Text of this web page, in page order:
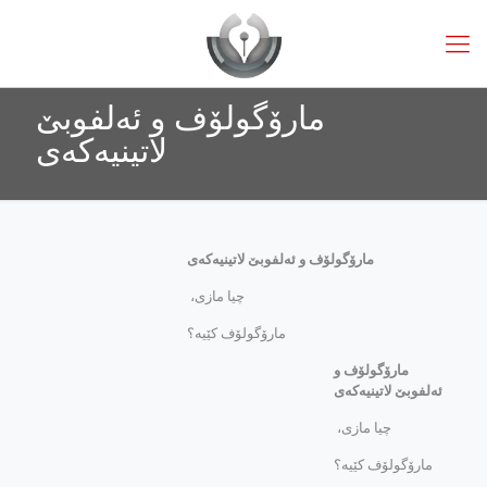
مارۆگولۆف و ئه‌لفوبێ
لاتینیه‌که‌ی
مارۆگولۆف و ئه‌لفوبێ لاتینیه‌که‌ی
چیا مازی،
مارۆگولۆف کێیه؟
مارۆگولۆف و
ئه‌لفوبێ لاتینیه‌که‌ی
چیا مازی،
مارۆگولۆف کێیه؟